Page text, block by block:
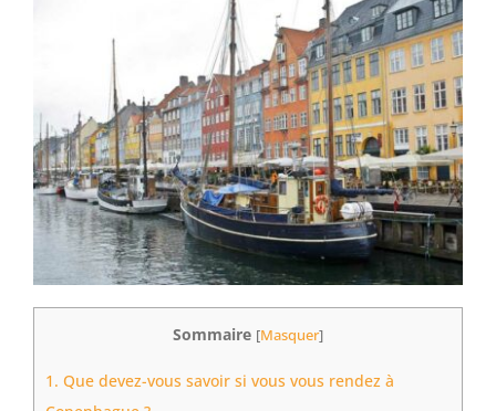
Sommaire [Masquer]
1. Que devez-vous savoir si vous vous rendez à